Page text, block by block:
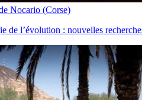
Nocario (Corse)
l’évolution : nouvelles